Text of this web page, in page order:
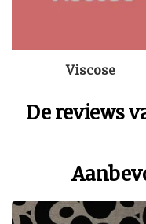
Viscose
De reviews